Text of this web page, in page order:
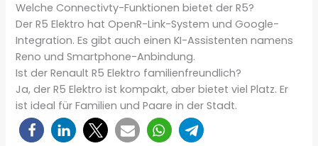
Welche Connectivty-Funktionen bietet der R5?
Der R5 Elektro hat OpenR-Link-System und Google-
Integration. Es gibt auch einen KI-Assistenten namens
Reno und Smartphone-Anbindung.
Ist der Renault R5 Elektro familienfreundlich?
Ja, der R5 Elektro ist kompakt, aber bietet viel Platz. Er
ist ideal für Familien und Paare in der Stadt.